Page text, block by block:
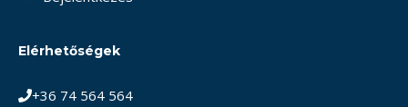
Elérhetőségek
+36 74 564 564